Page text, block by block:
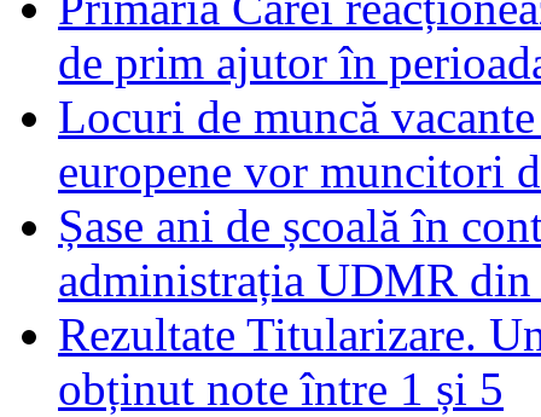
de prim ajutor în
Locuri de muncă
europene vor muncitori
Șase ani de școală în
administrația UDMR din
Rezultate Titularizare.
obținut note între 1 și 5